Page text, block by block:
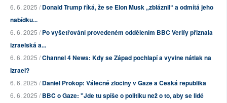
6. 6. 2025 /Donald Trump říká, že se Elon Musk „zbláznil“ a odmítá jeho
nabídku...
6. 6. 2025 /Po vyšetřování provedeném oddělením BBC Verify přiznala
izraelská a...
6. 6. 2025 /Channel 4 News: Kdy se Západ pochlapí a vyvine nátlak na
Izrael?
6. 6. 2025 /Daniel Prokop: Válečné zločiny v Gaze a Česká republika
6. 6. 2025 /BBC o Gaze: "Jde tu spíše o politiku než o to, aby se lidé